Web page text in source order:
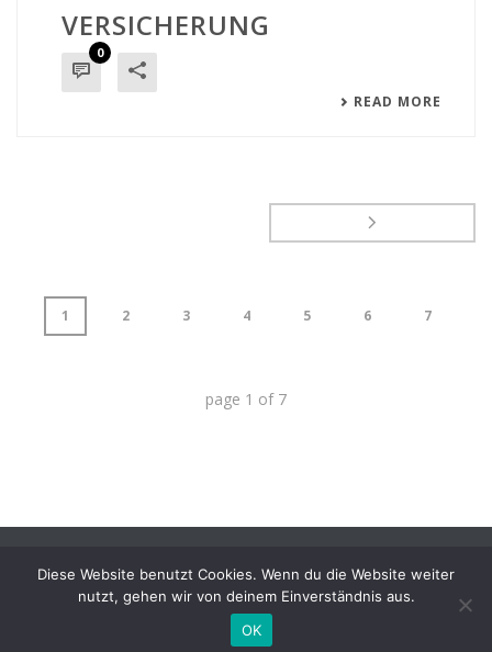
VERSICHERUNG
0
READ MORE
1 2 3 4 5 6 7
page 1 of 7
Diese Website benutzt Cookies. Wenn du die Website weiter
nutzt, gehen wir von deinem Einverständnis aus.
OK